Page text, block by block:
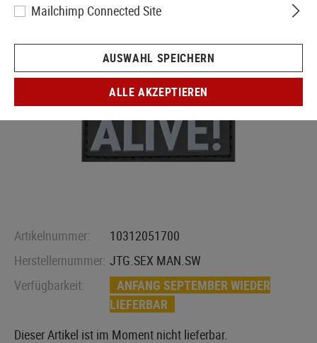
Artikelnummer:
10312051700
Herstellernummer: JTG.SEX MAN.SW
Verfügbarkeit:
ANFANG SEPTEMBER WIEDER
LIEFERBAR
Dieser Artikel ist im Moment nicht lieferbar.
Mailchimp Connected Site
AUSWAHL SPEICHERN
ALLE AKZEPTIEREN